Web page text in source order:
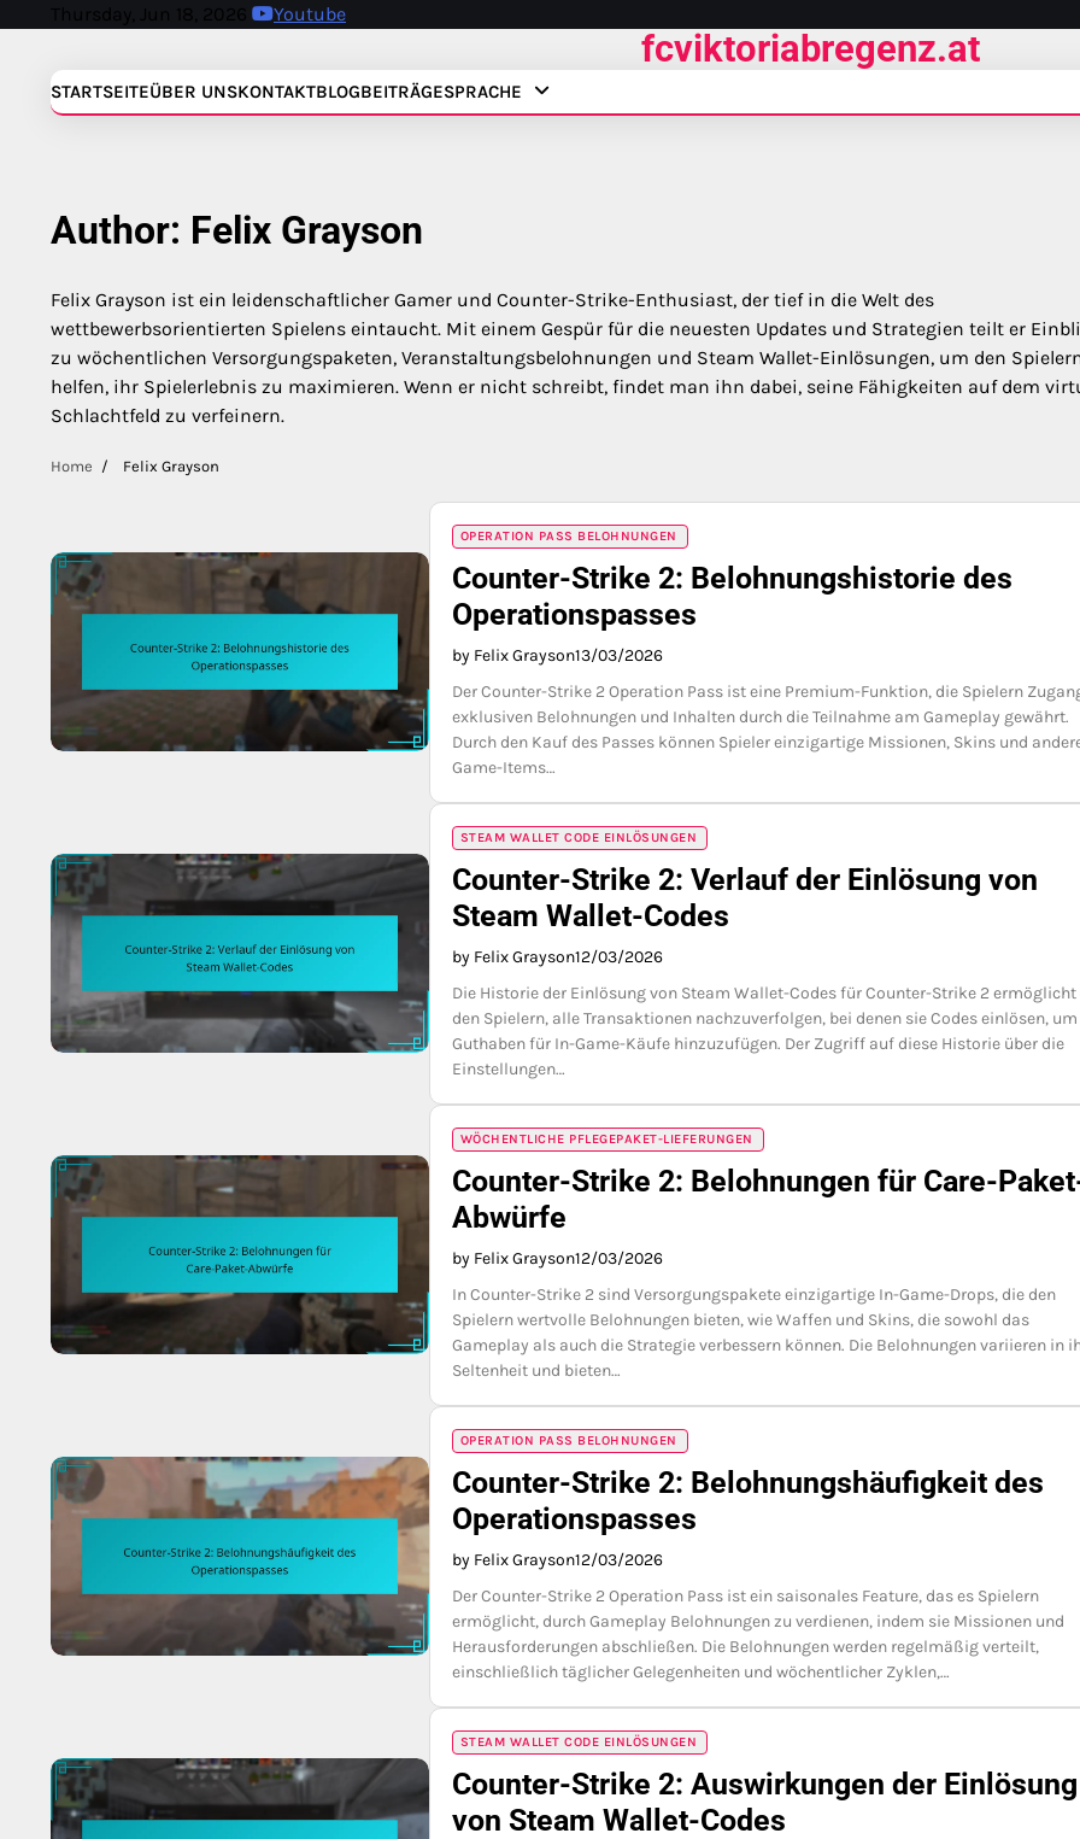
Thursday, Jun 18, 2026 Youtube
fcviktoriabregenz.at
STARTSEITEÜBER UNSKONTAKTBLOGBEITRÄGESPRACHE
Author: Felix Grayson
Felix Grayson ist ein leidenschaftlicher Gamer und Counter-Strike-Enthusiast, der tief in die Welt des
wettbewerbsorientierten Spielens eintaucht. Mit einem Gespür für die neuesten Updates und Strategien teilt er
zu wöchentlichen Versorgungspaketen, Veranstaltungsbelohnungen und Steam Wallet-Einlösungen, um den
helfen, ihr Spielerlebnis zu maximieren. Wenn er nicht schreibt, findet man ihn dabei, seine Fähigkeiten auf dem
Schlachtfeld zu verfeinern.
Home Felix Grayson
OPERATION PASS BELOHNUNGEN
Counter-Strike 2: Belohnungshistorie des
Operationspasses
by Felix Grayson13/03/2026
Der Counter-Strike 2 Operation Pass ist eine Premium-Funktion, die Spielern
exklusiven Belohnungen und Inhalten durch die Teilnahme am Gameplay gewährt.
Durch den Kauf des Passes können Spieler einzigartige Missionen, Skins und
Game-Items…
STEAM WALLET CODE EINLÖSUNGEN
Counter-Strike 2: Verlauf der Einlösung von
Steam Wallet-Codes
by Felix Grayson12/03/2026
Die Historie der Einlösung von Steam Wallet-Codes für Counter-Strike 2 ermöglicht
den Spielern, alle Transaktionen nachzuverfolgen, bei denen sie Codes einlösen, um
Guthaben für In-Game-Käufe hinzuzufügen. Der Zugriff auf diese Historie über die
Einstellungen…
WÖCHENTLICHE PFLEGEPAKET-LIEFERUNGEN
Counter-Strike 2: Belohnungen für Care-
Abwürfe
by Felix Grayson12/03/2026
In Counter-Strike 2 sind Versorgungspakete einzigartige In-Game-Drops, die den
Spielern wertvolle Belohnungen bieten, wie Waffen und Skins, die sowohl das
Gameplay als auch die Strategie verbessern können. Die Belohnungen variieren in
Seltenheit und bieten…
OPERATION PASS BELOHNUNGEN
Counter-Strike 2: Belohnungshäufigkeit des
Operationspasses
by Felix Grayson12/03/2026
Der Counter-Strike 2 Operation Pass ist ein saisonales Feature, das es Spielern
ermöglicht, durch Gameplay Belohnungen zu verdienen, indem sie Missionen und
Herausforderungen abschließen. Die Belohnungen werden regelmäßig verteilt,
einschließlich täglicher Gelegenheiten und wöchentlicher Zyklen,…
STEAM WALLET CODE EINLÖSUNGEN
Counter-Strike 2: Auswirkungen der Einlösung
von Steam Wallet-Codes